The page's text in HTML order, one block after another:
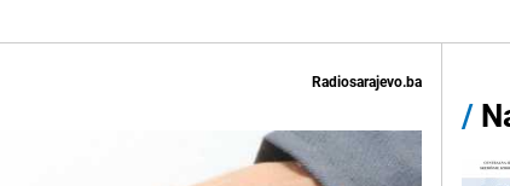
Radiosarajevo.ba
/